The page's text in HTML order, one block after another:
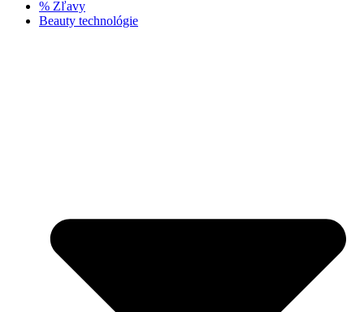
% Zľavy
Beauty technológie